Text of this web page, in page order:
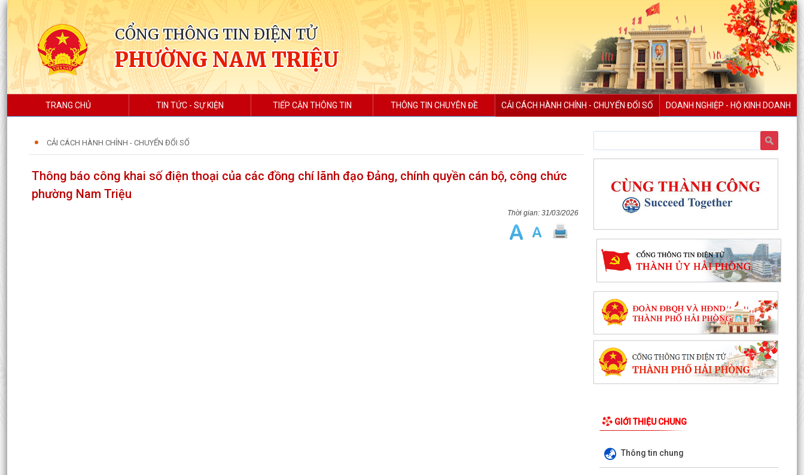
CỔNG THÔNG TIN ĐIỆN TỬ
PHƯỜNG NAM TRIỆU
TRANG CHỦ TIN TỨC - SỰ KIỆN TIẾP CẬN THÔNG TIN THÔNG TIN CHUYÊN ĐỀ CẢI CÁCH HÀNH CHÍNH - CHUYỂN ĐỔI SỐ DOANH NGHIỆP - HỘ KINH DOANH
CẢI CÁCH HÀNH CHÍNH - CHUYỂN ĐỔI SỐ
Thông báo công khai số điện thoại của các đồng chí lãnh đạo Đảng, chính quyền cán bộ, công chức
phường Nam Triệu
31/03/2026
GIỚI THIỆU CHUNG
Thông tin chung